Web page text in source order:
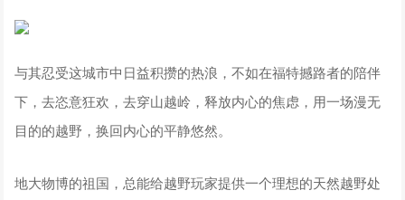
与其忍受这城市中日益积攒的热浪，不如在福特撼路者的陪伴
下，去恣意狂欢，去穿山越岭，释放内心的焦虑，用一场漫无
目的的越野，换回内心的平静悠然。
地大物博的祖国，总能给越野玩家提供一个理想的天然越野处